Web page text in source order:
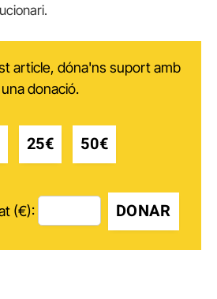
article, dóna'ns suport amb
una donació.
25€ 50€
(€): DONAR